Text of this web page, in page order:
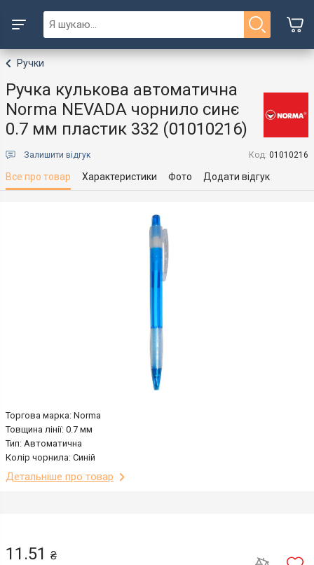
Ручки
Ручка кулькова автоматична
Norma NEVADA чорнило синє
0.7 мм пластик 332 (01010216)
Залишити відгук Код: 01010216
Все про товар Характеристики Фото Додати відгук
Торгова марка: Norma
Товщина лінії: 0.7 мм
Тип: Автоматична
Колір чорнила: Синій
Детальніше про товар
11.51 ₴